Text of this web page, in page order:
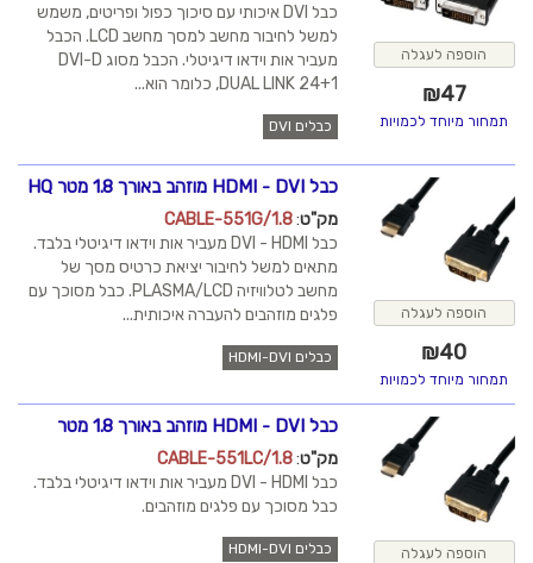
הוספה לעגלה
₪47
תמחור מיוחד לכמויות
כבל DVI איכותי עם סיכוך כפול ופריטים, משמש
למשל לחיבור מחשב למסך מחשב LCD. הכבל
מעביר אות וידאו דיגיטלי. הכבל מסוג DVI-D
DUAL LINK 24+1, כלומר הוא...
כבלים DVI
הוספה לעגלה
₪40
תמחור מיוחד לכמויות
כבל HDMI - DVI מוזהב באורך 1.8 מטר HQ
מק"ט:
CABLE-551G/1.8
כבל DVI - HDMI מעביר אות וידאו דיגיטלי בלבד.
מתאים למשל לחיבור יציאת כרטיס מסך של
מחשב לטלוויזיה PLASMA/LCD. כבל מסוכך עם
פלגים מוזהבים להעברה איכותית...
כבלים HDMI-DVI
הוספה לעגלה
כבל HDMI - DVI מוזהב באורך 1.8 מטר
מק"ט:
CABLE-551LC/1.8
כבל DVI - HDMI מעביר אות וידאו דיגיטלי בלבד.
כבל מסוכך עם פלגים מוזהבים.
כבלים HDMI-DVI